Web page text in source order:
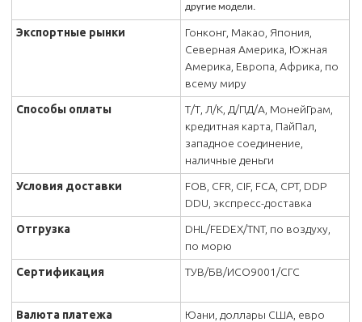
другие модели.
Экспортные рынки
Гонконг, Макао, Япония,
Северная Америка, Южная
Америка, Европа, Африка, по
всему миру
Способы оплаты
Т/Т, Л/К, Д/ПД/А, МонейГрам,
кредитная карта, ПайПал,
западное соединение,
наличные деньги
Условия доставки
FOB, CFR, CIF, FCA, CPT, DDP
DDU, экспресс-доставка
Отгрузка
DHL/FEDEX/TNT, по воздуху,
по морю
Сертификация
ТУВ/БВ/ИСО9001/СГС
Валюта платежа Юани, доллары США, евро